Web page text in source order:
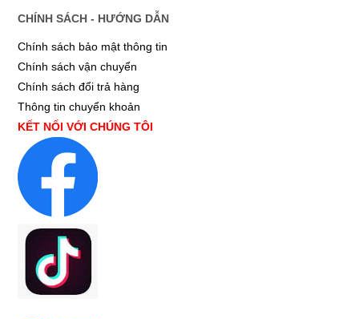
CHÍNH SÁCH - HƯỚNG DẪN
Chính sách bảo mật thông tin
Chính sách vận chuyển
Chính sách đổi trả hàng
Thông tin chuyển khoản
KẾT NỐI VỚI CHÚNG TÔI